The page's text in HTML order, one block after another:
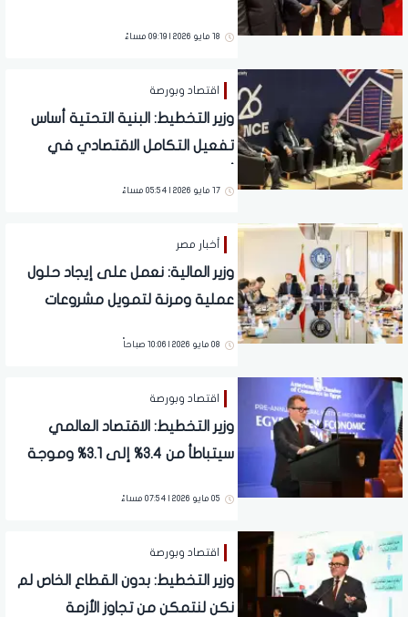
18 مايو 2026 | 09:19 مساءً
اقتصاد وبورصة
وزير التخطيط: البنية التحتية أساس
تفعيل التكامل الاقتصادي في
17 مايو 2026 | 05:54 مساءً
أخبار مصر
وزير المالية: نعمل على إيجاد حلول
عملية ومرنة لتمويل مشروعات
08 مايو 2026 | 10:06 صباحاً
اقتصاد وبورصة
وزير التخطيط: الاقتصاد العالمي
سيتباطأ من 3.4% إلى 3.1% وموجة
05 مايو 2026 | 07:54 مساءً
اقتصاد وبورصة
وزير التخطيط: بدون القطاع الخاص لم
نكن لنتمكن من تجاوز الأزمة